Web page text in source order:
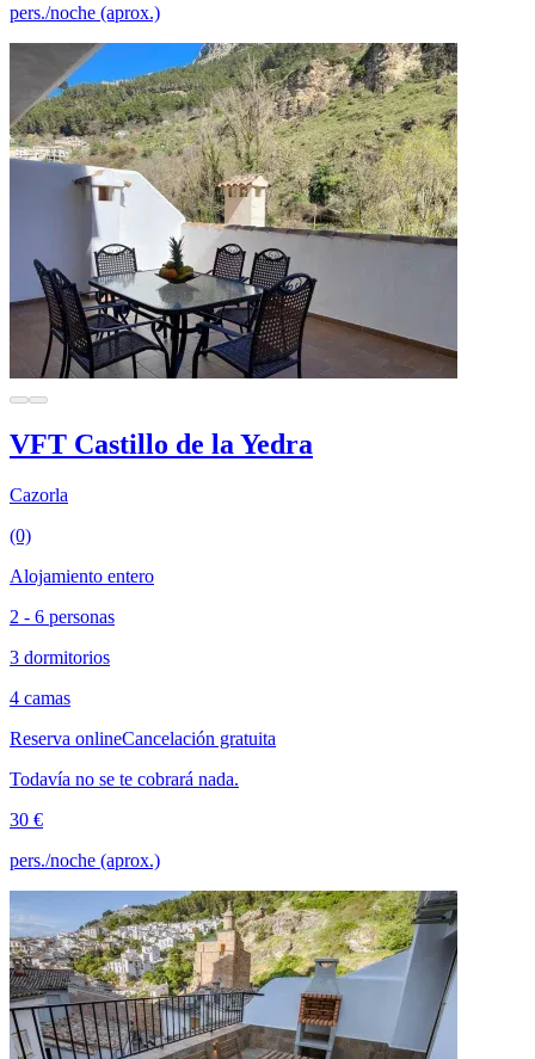
pers./noche (aprox.)
VFT Castillo de la Yedra
Cazorla
(0)
Alojamiento entero
2 - 6 personas
3 dormitorios
4 camas
Reserva onlineCancelación gratuita
Todavía no se te cobrará nada.
30 €
pers./noche (aprox.)